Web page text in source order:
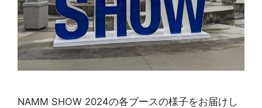
NAMM SHOW 2024の各ブースの様子をお届けし